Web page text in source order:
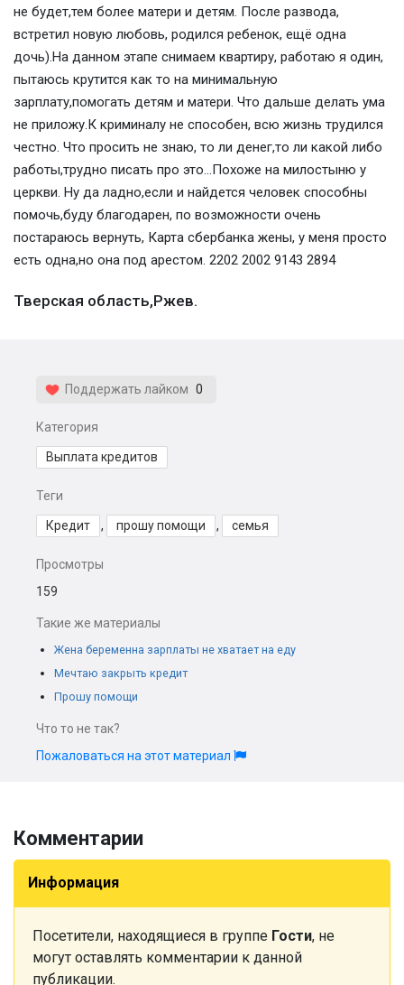
не будет,тем более матери и детям. После развода,
встретил новую любовь, родился ребенок, ещё одна
дочь).На данном этапе снимаем квартиру, работаю я один,
пытаюсь крутится как то на минимальную
зарплату,помогать детям и матери. Что дальше делать ума
не приложу.К криминалу не способен, всю жизнь трудился
честно. Что просить не знаю, то ли денег,то ли какой либо
работы,трудно писать про это...Похоже на милостыню у
церкви. Ну да ладно,если и найдется человек способны
помочь,буду благодарен, по возможности очень
постараюсь вернуть, Карта сбербанка жены, у меня просто
есть одна,но она под арестом. 2202 2002 9143 2894
Тверская область,Ржев.
Поддержать лайком 0
Категория
Выплата кредитов
Теги
Кредит , прошу помощи , семья
Просмотры
159
Такие же материалы
Жена беременна зарплаты не хватает на еду
Мечтаю закрыть кредит
Прошу помощи
Что то не так?
Пожаловаться на этот материал
Комментарии
Информация
Посетители, находящиеся в группе Гости, не
могут оставлять комментарии к данной
публикации.